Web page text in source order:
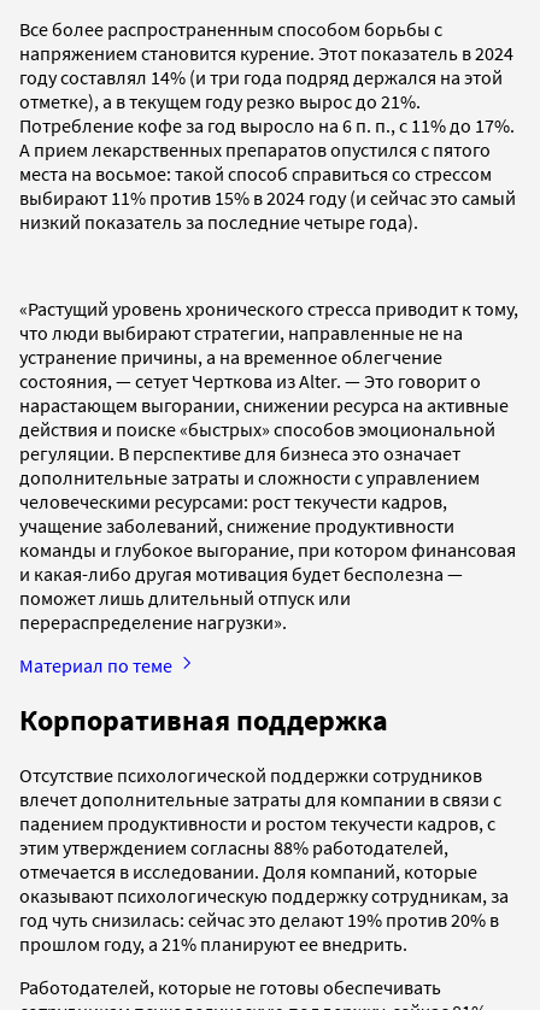
Все более распространенным способом борьбы с
напряжением становится курение. Этот показатель в 2024
году составлял 14% (и три года подряд держался на этой
отметке), а в текущем году резко вырос до 21%.
Потребление кофе за год выросло на 6 п. п., с 11% до 17%.
А прием лекарственных препаратов опустился с пятого
места на восьмое: такой способ справиться со стрессом
выбирают 11% против 15% в 2024 году (и сейчас это самый
низкий показатель за последние четыре года).
«Растущий уровень хронического стресса приводит к тому,
что люди выбирают стратегии, направленные не на
устранение причины, а на временное облегчение
состояния, — сетует Черткова из Alter. — Это говорит о
нарастающем выгорании, снижении ресурса на активные
действия и поиске «быстрых» способов эмоциональной
регуляции. В перспективе для бизнеса это означает
дополнительные затраты и сложности с управлением
человеческими ресурсами: рост текучести кадров,
учащение заболеваний, снижение продуктивности
команды и глубокое выгорание, при котором финансовая
и какая-либо другая мотивация будет бесполезна —
поможет лишь длительный отпуск или
перераспределение нагрузки».
Материал по теме
Корпоративная поддержка
Отсутствие психологической поддержки сотрудников
влечет дополнительные затраты для компании в связи с
падением продуктивности и ростом текучести кадров, с
этим утверждением согласны 88% работодателей,
отмечается в исследовании. Доля компаний, которые
оказывают психологическую поддержку сотрудникам, за
год чуть снизилась: сейчас это делают 19% против 20% в
прошлом году, а 21% планируют ее внедрить.
Работодателей, которые не готовы обеспечивать